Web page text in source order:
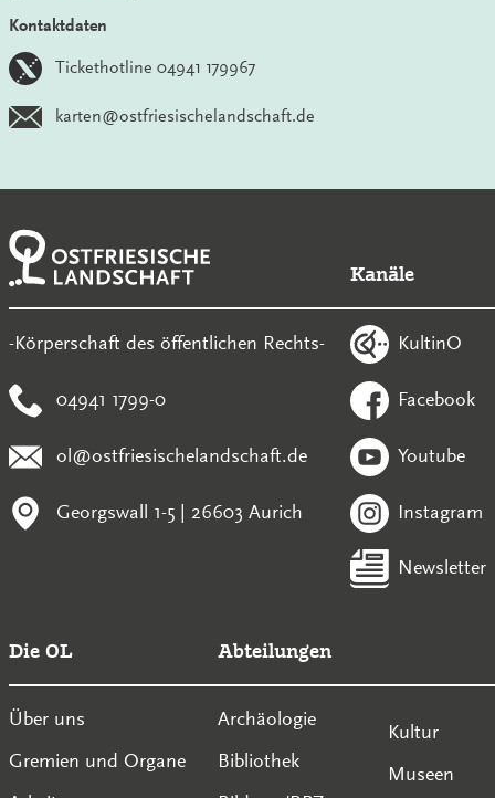
Kontaktdaten
Tickethotline 04941 179967
karten@ostfriesischelandschaft.de
-Körperschaft des öffentlichen Rechts-
04941 1799-0
ol@ostfriesischelandschaft.de
Georgswall 1-5 | 26603 Aurich
Kanäle
KultinO
Facebook
Youtube
Instagram
Newsletter
Die OL
Über uns
Gremien und Organe
Abteilungen
Archäologie
Bibliothek
Kultur
Museen